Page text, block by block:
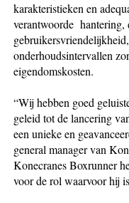
karakteristieken en
verantwoorde hantering,
onderhoudsintervallen
eigendomskosten.
“Wij hebben goed
geleid tot de lancering
een unieke en
general manager van
Konecranes Boxrunner
voor de rol waarvoor hij